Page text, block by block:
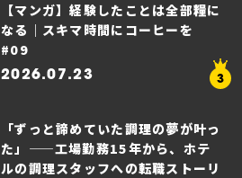
【マンガ】経験したことは全部糧に
なる｜スキマ時間にコーヒーを
#09
2026.07.23
「ずっと諦めていた調理の夢が叶っ
た」——工場勤務15年から、ホテ
ルの調理スタッフへの転職ストーリ